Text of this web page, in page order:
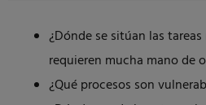
¿Dónde se sitúan las
requieren mucha mano de
¿Qué procesos son